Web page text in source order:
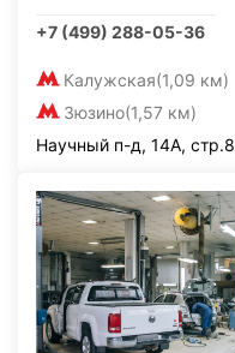
+7 (499) 288-05-36
Калужская(1,09 км)
Зюзино(1,57 км)
Научный п-д, 14А, стр.8